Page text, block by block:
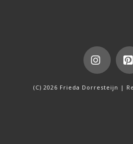
(C) 2026 Frieda Dorresteijn |